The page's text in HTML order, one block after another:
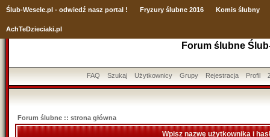
Ślub-Wesele.pl - odwiedź nasz portal ! Fryzury ślubne 2016 Komis ślubny
AchTeDzieciaki.pl
Forum ślubne
FAQ Szukaj Użytkownicy Grupy Rejestracja Profil
Forum ślubne :: strona główna
Wpisz nazwę użytkownika i